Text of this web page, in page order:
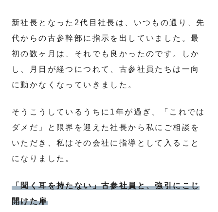
新社長となった2代目社長は、いつもの通り、先
代からの古参幹部に指示を出していました。最
初の数ヶ月は、それでも良かったのです。しか
し、月日が経つにつれて、古参社員たちは一向
に動かなくなっていきました。
そうこうしているうちに1年が過ぎ、「これでは
ダメだ」と限界を迎えた社長から私にご相談を
いただき、私はその会社に指導として入ること
になりました。
「聞く耳を持たない」古参社員と、強引にこじ
開けた扉